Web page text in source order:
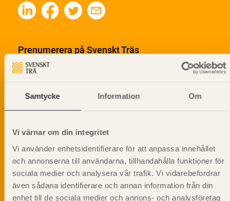
Samtycke Information Om
Vi värnar om din integritet
Vi använder enhetsidentifierare för att anpassa innehållet
och annonserna till användarna, tillhandahålla funktioner för
sociala medier och analysera vår trafik. Vi vidarebefordrar
även sådana identifierare och annan information från din
enhet till de sociala medier och annons- och analysföretag
Prenumerera på Svenskt Träs
informationsutskick!